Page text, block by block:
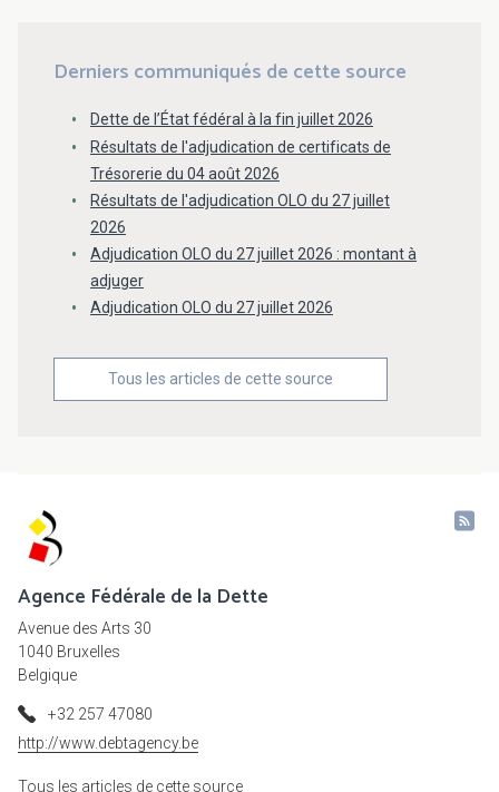
Derniers communiqués de cette source
Dette de l’État fédéral à la fin juillet 2026
Résultats de l'adjudication de certificats de
Trésorerie du 04 août 2026
Résultats de l'adjudication OLO du 27 juillet
2026
Adjudication OLO du 27 juillet 2026 : montant à
adjuger
Adjudication OLO du 27 juillet 2026
Tous les articles de cette source
Agence Fédérale de la Dette
Avenue des Arts 30
1040 Bruxelles
Belgique
+32 257 47080
http://www.debtagency.be
Tous les articles de cette source